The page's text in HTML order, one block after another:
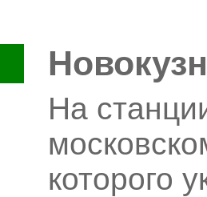
На
которого